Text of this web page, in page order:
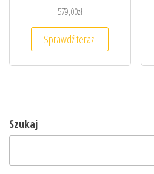
579,00zł
Sprawdź teraz!
Szukaj